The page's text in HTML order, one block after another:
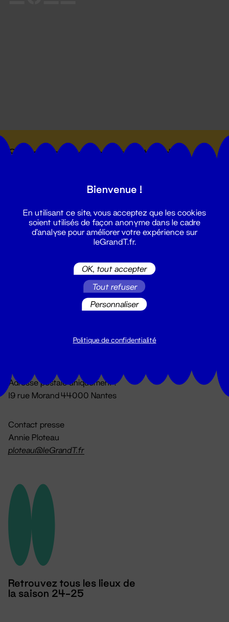
Suivez toutes les actualités du
Du lundi au vendredi 14h → 18h
Adresse postale uniquement :
19 rue Morand 44000 Nantes
Contact presse
Annie Ploteau
ploteau@leGrandT.fr
Retrouvez tous les lieux de
la saison 24-25
Bienvenue !
En utilisant ce site, vous acceptez que les cookies
soient utilisés de façon anonyme dans le cadre
d'analyse pour améliorer votre expérience sur
leGrandT.fr.
OK, tout accepter
Tout refuser
Personnaliser
Politique de confidentialité